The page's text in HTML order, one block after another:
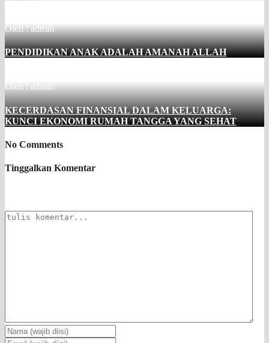
Oleh : admin
PENDIDIKAN ANAK ADALAH AMANAH ALLAH
Oleh : admin
KECERDASAN FINANSIAL DALAM KELUARGA:
KUNCI EKONOMI RUMAH TANGGA YANG SEHAT
No Comments
Tinggalkan Komentar